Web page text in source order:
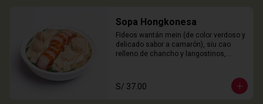
Sopa Hongkonesa
Fideos wantán mein (de color verdoso y
delicado sabor a camarón), siu cao
relleno de chancho y langostinos,
casa.
S/ 37.00